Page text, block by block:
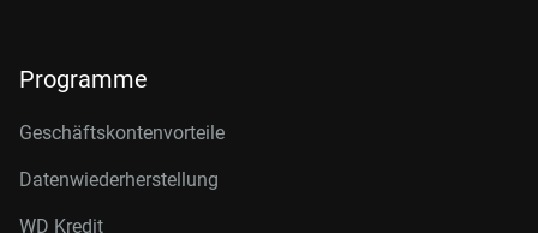
Programme
Geschäftskontenvorteile
Datenwiederherstellung
WD Kredit